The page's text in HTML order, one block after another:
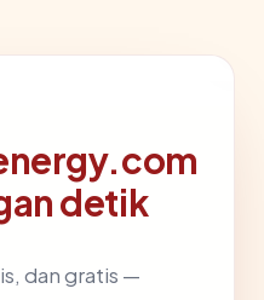
detik
dan gratis —